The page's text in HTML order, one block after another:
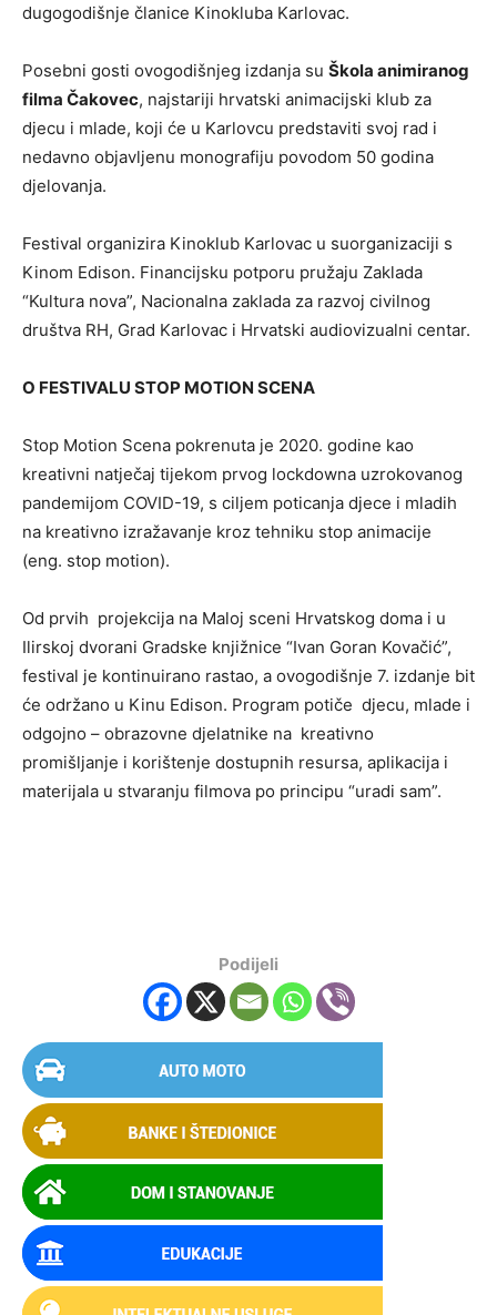
dugogodišnje članice Kinokluba Karlovac.
Posebni gosti ovogodišnjeg izdanja su Škola animiranog
filma Čakovec, najstariji hrvatski animacijski klub za
djecu i mlade, koji će u Karlovcu predstaviti svoj rad i
nedavno objavljenu monografiju povodom 50 godina
djelovanja.
Festival organizira Kinoklub Karlovac u suorganizaciji s
Kinom Edison. Financijsku potporu pružaju Zaklada
“Kultura nova”, Nacionalna zaklada za razvoj civilnog
društva RH, Grad Karlovac i Hrvatski audiovizualni centar.
O FESTIVALU STOP MOTION SCENA
Stop Motion Scena pokrenuta je 2020. godine kao
kreativni natječaj tijekom prvog lockdowna uzrokovanog
pandemijom COVID-19, s ciljem poticanja djece i mladih
na kreativno izražavanje kroz tehniku stop animacije
(eng. stop motion).
Od prvih projekcija na Maloj sceni Hrvatskog doma i u
Ilirskoj dvorani Gradske knjižnice “Ivan Goran Kovačić”,
festival je kontinuirano rastao, a ovogodišnje 7. izdanje bit
će održano u Kinu Edison. Program potiče djecu, mlade i
odgojno – obrazovne djelatnike na kreativno
promišljanje i korištenje dostupnih resursa, aplikacija i
materijala u stvaranju filmova po principu “uradi sam”.
Podijeli